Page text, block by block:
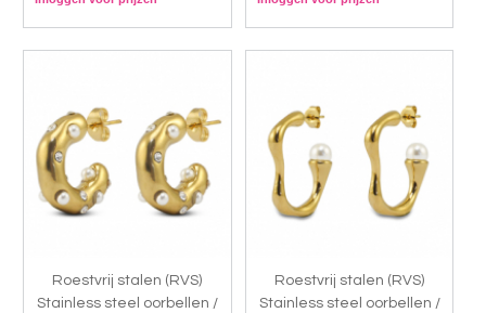
Roestvrij stalen (RVS)
Stainless steel oorbellen /
Roestvrij stalen (RVS)
Stainless steel oorbellen /